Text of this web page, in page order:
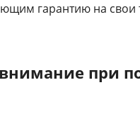
гарантию на свои
при